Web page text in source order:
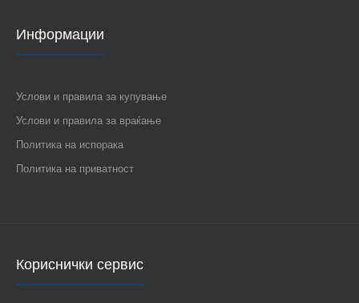
Информации
Услови и правила за купување
Услови и правила за враќање
Политика на испорака
Политика на приватност
Кориснички сервис